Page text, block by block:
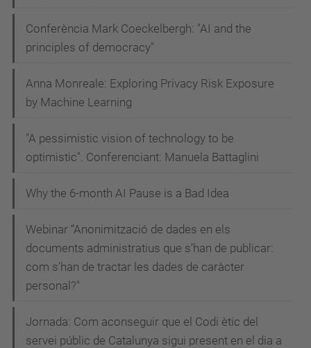
Conferència Mark Coeckelbergh: "AI and the
principles of democracy"
Anna Monreale: Exploring Privacy Risk Exposure
by Machine Learning
"A pessimistic vision of technology to be
optimistic". Conferenciant: Manuela Battaglini
Why the 6-month AI Pause is a Bad Idea
Webinar “Anonimització de dades en els
documents administratius que s’han de publicar:
com s’han de tractar les dades de caràcter
personal?"
Jornada: Com aconseguir que el Codi ètic del
servei públic de Catalunya sigui present en el dia a